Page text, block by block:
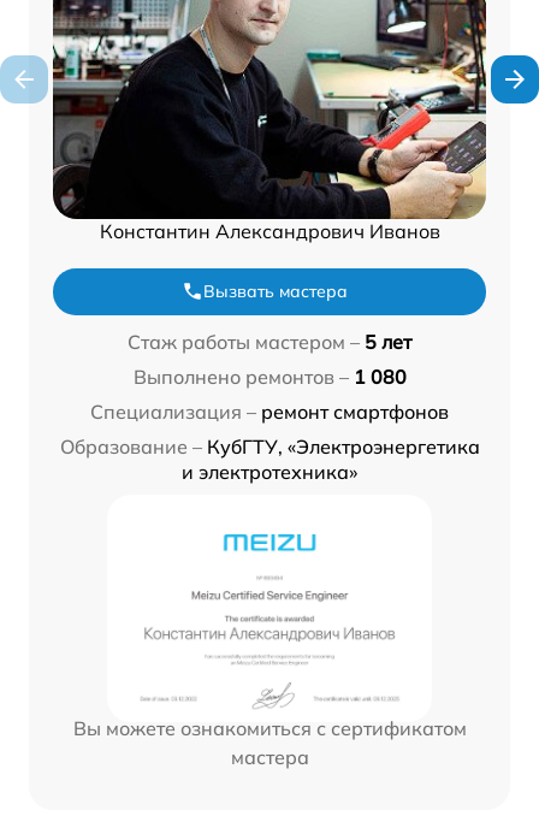
Константин Александрович Иванов
Вызвать мастера
Стаж работы мастером – 5 лет
Выполнено ремонтов – 1 080
Специализация – ремонт смартфонов
Образование – КубГТУ, «Электроэнергетика
и электротехника»
Вы можете ознакомиться с сертификатом
мастера